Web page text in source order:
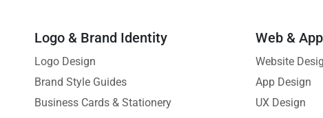
Logo & Brand Identity
Logo Design
Brand Style Guides
Business Cards & Stationery
Web &
Website
App Design
UX Design